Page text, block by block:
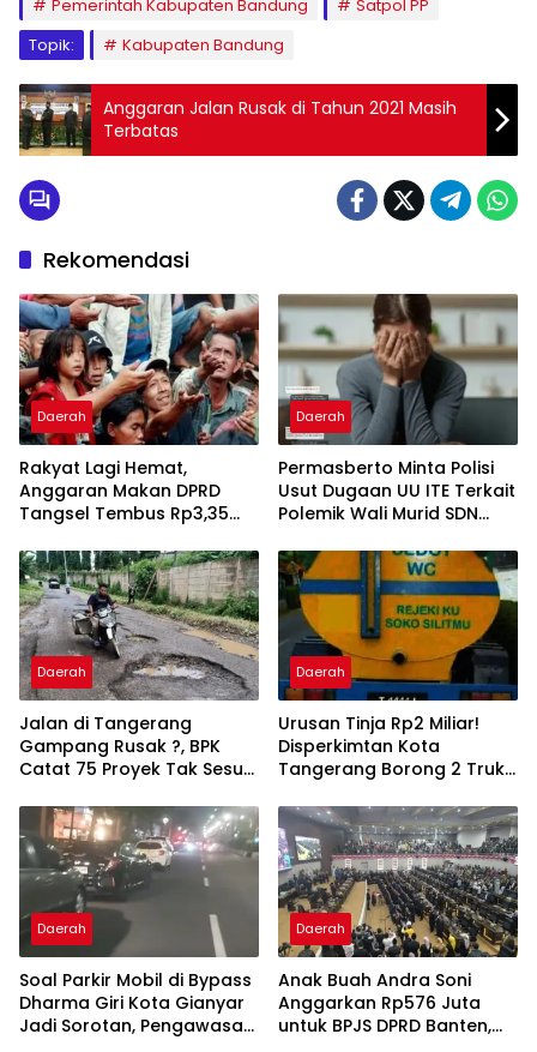
Pemerintah Kabupaten Bandung
Satpol PP
Topik:
Kabupaten Bandung
Anggaran Jalan Rusak di Tahun 2021 Masih
Terbatas
Rekomendasi
Daerah
Rakyat Lagi Hemat,
Anggaran Makan DPRD
Tangsel Tembus Rp3,35
Daerah
Permasberto Minta Polisi
Usut Dugaan UU ITE Terkait
Polemik Wali Murid SDN
Daerah
Jalan di Tangerang
Gampang Rusak ?, BPK
Catat 75 Proyek Tak Sesuai
Daerah
Urusan Tinja Rp2 Miliar!
Disperkimtan Kota
Tangerang Borong 2 Truk
Daerah
Soal Parkir Mobil di Bypass
Dharma Giri Kota Gianyar
Jadi Sorotan, Pengawasan
Daerah
Anak Buah Andra Soni
Anggarkan Rp576 Juta
untuk BPJS DPRD Banten,